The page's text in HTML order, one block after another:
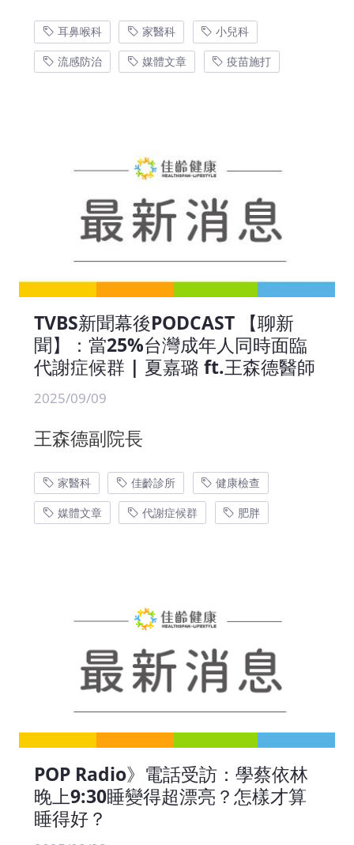
耳鼻喉科 家醫科
小兒科
流感防治
媒體文章 疫苗施打
TVBS新聞幕後PODCAST 【聊新
聞】：當25%台灣成年人同時面臨
代謝症候群 | 夏嘉璐 ft.王森德醫師
2025/09/09
王森德副院長
家醫科 佳齡診所
健康檢查
媒體文章
代謝症候群 肥胖
POP Radio》電話受訪：學蔡依林
晚上9:30睡變得超漂亮？怎樣才算
睡得好？